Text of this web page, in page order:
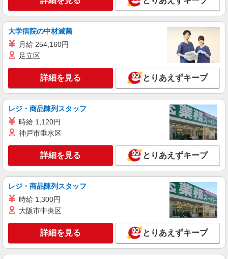
キープ 詳細を見る
派遣社員
株式会社テクノ・サービス/お仕事No/0917709
時給1200円交通費全額支給
広島県広島市安佐南区 ＊車・バイク通勤OK
キープ 詳細を見る
派遣社員
株式会社テクノ・サービス/お仕事No/0793121
飲料水のピッキング
時給1300円 月収例：218400円以上（残業・休
日出勤手当て等が含まれています） 交通費全額支
給
広島県広島市安佐南区 ＊車・バイク通勤OK
キープ 詳細を見る
大学病院の中材滅菌
月給 254,160円
足立区
詳細を見る とりあえずキープ
レジ・商品陳列スタッフ
時給 1,120円
神戸市垂水区
詳細を見る とりあえずキープ
レジ・商品陳列スタッフ
時給 1,300円
大阪市中央区
詳細を見る とりあえずキープ